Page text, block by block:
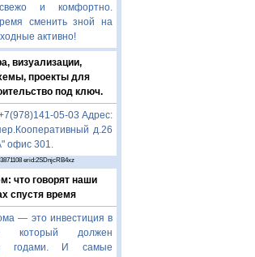
и комфортно.
сменить зной на
активно!
визуализации,
проекты для
под ключ.
05-03 Адрес:
д.26
офис 301.
erid:2SDnjcRB4xz
что говорят наши
спустя время
— это инвестиция в
который должен
годами. И самые